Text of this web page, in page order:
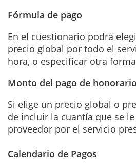
Fórmula de pago
En el cuestionario podrá
precio global por todo el
hora, o especificar otra
Monto del pago de
Si elige un precio global o
de incluir la cuantía que se
proveedor por el servicio
Calendario de Pagos